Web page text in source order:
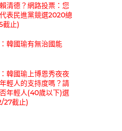
清德？網路投票：您
表民進黨競選2020總
截止)
韓國瑜有無治國能
韓國瑜上博恩秀夜夜
輕人的支持度嗎？請
年輕人(40歲以下)選
27截止)